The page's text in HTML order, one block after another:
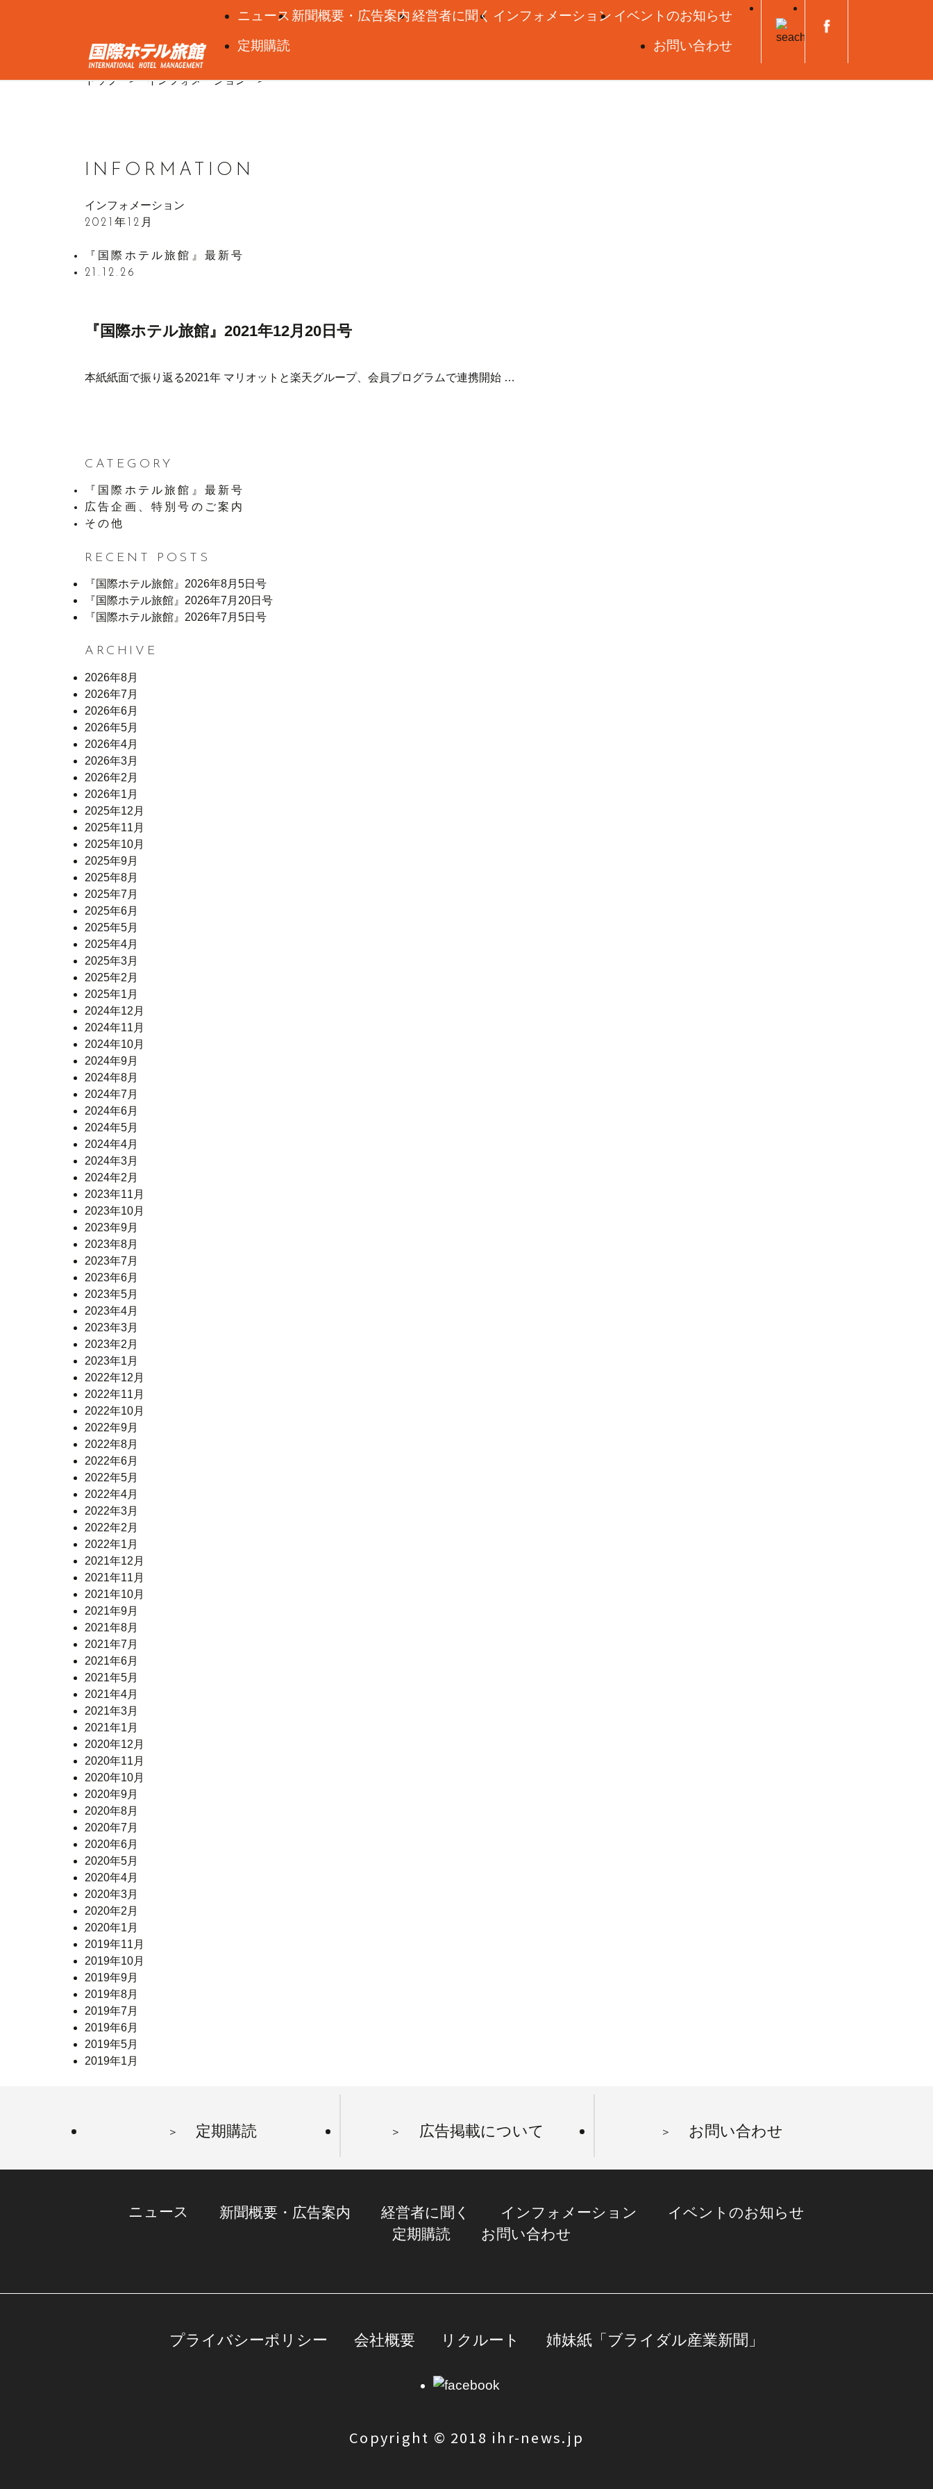
ニュース 新聞概要・広告案内 経営者に聞く インフォメーション イベントのお知らせ
定期購読 お問い合わせ
トップ インフォメーション
INFORMATION
インフォメーション
2021年12月
『国際ホテル旅館』最新号
21.12.26
『国際ホテル旅館』2021年12月20日号
本紙紙面で振り返る2021年 マリオットと楽天グループ、会員プログラムで連携開始 …
CATEGORY
『国際ホテル旅館』最新号
広告企画、特別号のご案内
その他
RECENT POSTS
『国際ホテル旅館』2026年8月5日号
『国際ホテル旅館』2026年7月20日号
『国際ホテル旅館』2026年7月5日号
ARCHIVE
2026年8月
2026年7月
2026年6月
2026年5月
2026年4月
2026年3月
2026年2月
2026年1月
2025年12月
2025年11月
2025年10月
2025年9月
2025年8月
2025年7月
2025年6月
2025年5月
2025年4月
2025年3月
2025年2月
2025年1月
2024年12月
2024年11月
2024年10月
2024年9月
2024年8月
2024年7月
2024年6月
2024年5月
2024年4月
2024年3月
2024年2月
2023年11月
2023年10月
2023年9月
2023年8月
2023年7月
2023年6月
2023年5月
2023年4月
2023年3月
2023年2月
2023年1月
2022年12月
2022年11月
2022年10月
2022年9月
2022年8月
2022年6月
2022年5月
2022年4月
2022年3月
2022年2月
2022年1月
2021年12月
2021年11月
2021年10月
2021年9月
2021年8月
2021年7月
2021年6月
2021年5月
2021年4月
2021年3月
2021年1月
2020年12月
2020年11月
2020年10月
2020年9月
2020年8月
2020年7月
2020年6月
2020年5月
2020年4月
2020年3月
2020年2月
2020年1月
2019年11月
2019年10月
2019年9月
2019年8月
2019年7月
2019年6月
2019年5月
2019年1月
定期購読 広告掲載について お問い合わせ
ニュース 新聞概要・広告案内 経営者に聞く インフォメーション
イベントのお知らせ
定期購読
お問い合わせ
プライバシーポリシー 会社概要 リクルート 姉妹紙「ブライダル産業新聞」
Copyright © 2018 ihr-news.jp